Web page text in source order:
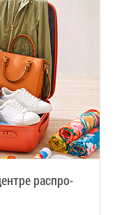
рас­про­